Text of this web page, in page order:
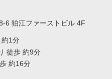
6 狛江ファーストビル 4F
約1分
徒歩 約9分
約16分